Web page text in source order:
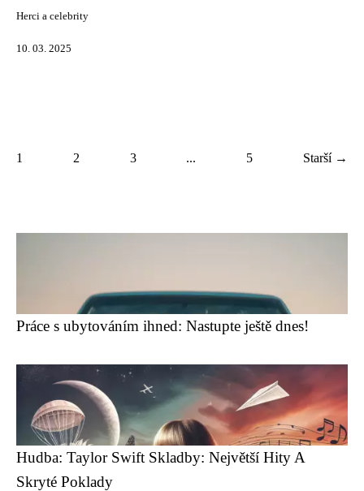
Herci a celebrity
10. 03. 2025
1 2 3 ... 5 Starší →
Práce s ubytováním ihned: Nastupte ještě dnes!
Hudba: Taylor Swift Skladby: Největší Hity A
Skryté Poklady